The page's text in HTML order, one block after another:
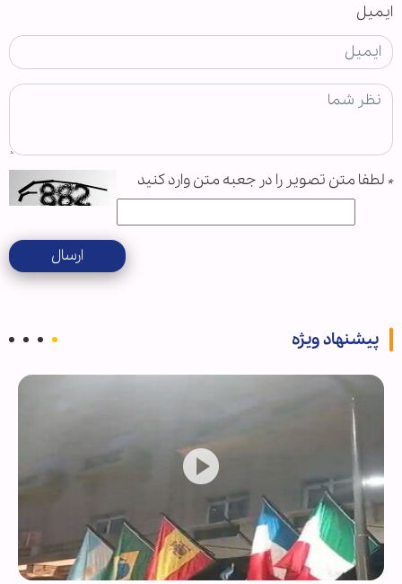
ایمیل
* لطفا متن تصویر را در جعبه متن وارد کنید
ارسال
پیشنهاد ویژه